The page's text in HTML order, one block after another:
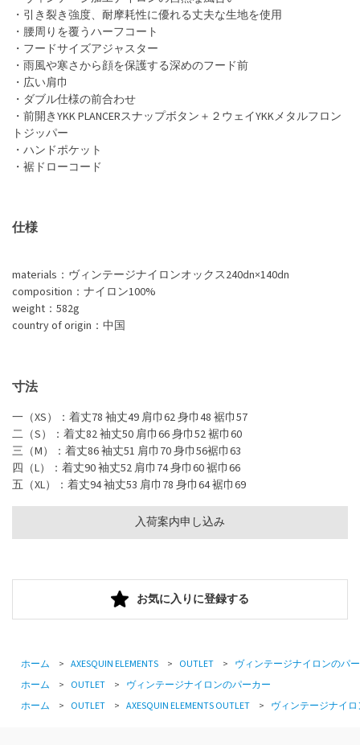
入荷案内申し込み
・引き裂き強度、耐摩耗性に優れる丈夫な生地を使用
・腰周りを覆うハーフコート
・フードサイズアジャスター
・雨風や寒さから顔を保護する深めのフード前
・広い肩巾
・ダブル仕様の前合わせ
・前開きYKK PLANCERスナップボタン＋２ウェイYKKメタルフロン
トジッパー
・ハンドポケット
・裾ドローコード
仕様
materials：ヴィンテージナイロンオックス240dn×140dn
composition：ナイロン100%
weight：582g
country of origin：中国
寸法
一（XS）：着丈78 袖丈49 肩巾62 身巾48 裾巾57
二（S）：着丈82 袖丈50 肩巾66 身巾52 裾巾60
三（M）：着丈86 袖丈51 肩巾70 身巾56裾巾63
四（L）：着丈90 袖丈52 肩巾74 身巾60 裾巾66
五（XL）：着丈94 袖丈53 肩巾78 身巾64 裾巾69
お気に入りに登録する
ホーム > AXESQUIN ELEMENTS > OUTLET > ヴィンテージナイロンのパ
ホーム
> OUTLET > ヴィンテージナイロンのパーカー
ホーム
> OUTLET > AXESQUIN ELEMENTS OUTLET > ヴィンテージナイ